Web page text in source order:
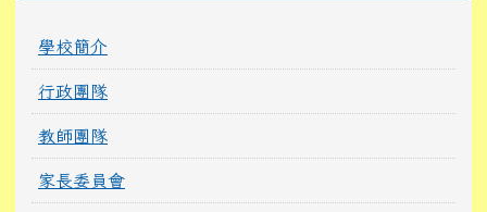
學校簡介
行政團隊
教師團隊
家長委員會